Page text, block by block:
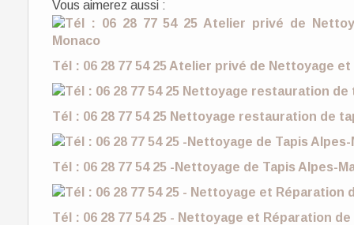
Vous aimerez aussi :
Tél : 06 28 77 54 25 Atelier privé de Nettoyage
Tél : 06 28 77 54 25 Nettoyage restauration de
Tél : 06 28 77 54 25 -Nettoyage de Tapis Alpes-
Tél : 06 28 77 54 25 - Nettoyage et Réparation